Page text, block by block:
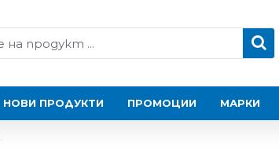
НОВИ ПРОДУКТИ ПРОМОЦИИ МАРКИ